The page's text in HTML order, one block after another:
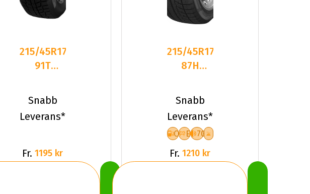
215/45R17
91T
SNOW-H
MWH03
XL Du
Snabb
Leverans*
Fr. 1195 kr
215/45R17
87H
BLAZER
Arctic
Snabb
Leverans*
C E 70
Fr. 1210 kr